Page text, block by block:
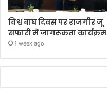
विश्व बाघ दिवस पर राजगीर जू
सफारी में जागरूकता कार्यक्रम
1 week ago